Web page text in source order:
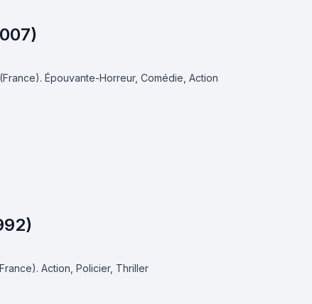
Épouvante-Horreur, Comédie, Action
Action, Policier, Thriller